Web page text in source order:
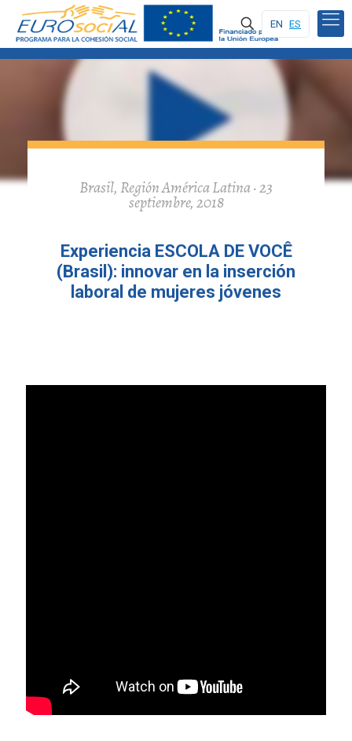
EN ES
Brasil, Región América Latina · 23
septiembre, 2018
Experiencia ESCOLA DE VOCÊ
(Brasil): innovar en la inserción
laboral de mujeres jóvenes